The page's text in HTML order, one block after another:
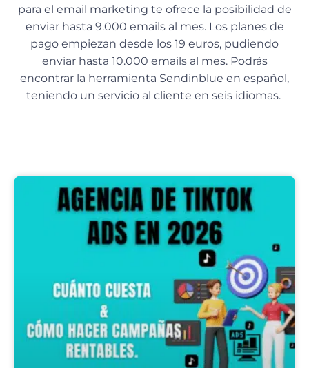
para el email marketing te ofrece la posibilidad de
enviar hasta 9.000 emails al mes. Los planes de
pago empiezan desde los 19 euros, pudiendo
enviar hasta 10.000 emails al mes. Podrás
encontrar la herramienta Sendinblue en español,
teniendo un servicio al cliente en seis idiomas.